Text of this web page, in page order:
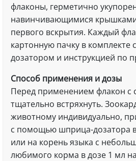
флаконы, герметично
навинчивающимися
первого вскрытия. Каждый
картонную пачку в
дозатором и инструкцией по
Способ применения и дозы
Перед применением флакон с
тщательно встряхнуть.
животному индивидуально,
с помощью шприца-дозатора
или на корень языка с
любимого корма в дозе 1 мл